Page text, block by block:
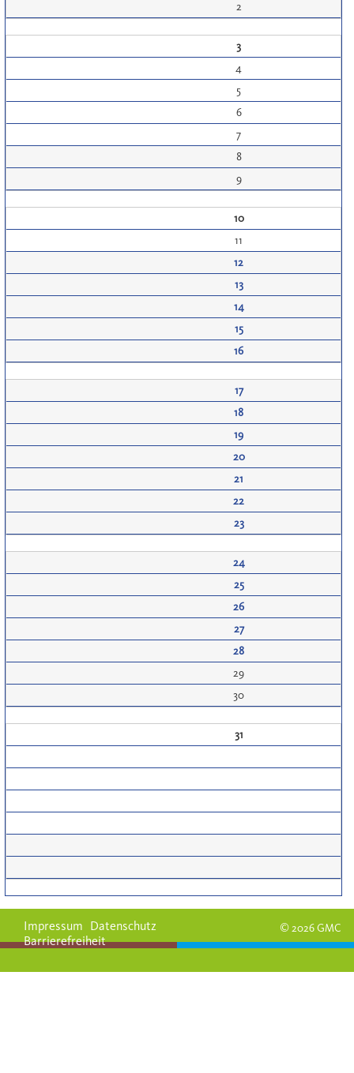
2
3
4
5
6
7
8
9
10
11
12
13
14
15
16
17
18
19
20
21
22
23
24
25
26
27
28
29
30
31
© 2026 GMC
Impressum Datenschutz
Barrierefreiheit